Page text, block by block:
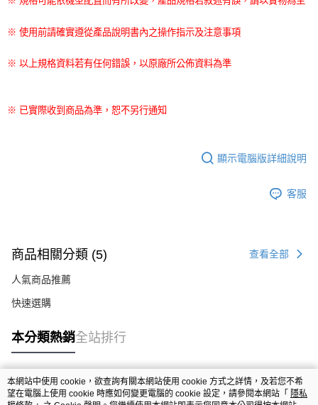
※ 使用前請確實遵從產品說明書內之操作指示及注意事項
※ 以上規格資料若有任何錯誤，以原廠所公佈資料為準
※ 已實際收到商品為準，恕不另行通知
顯示電腦版詳細說明
客服
商品相關分類 (5) 查看全部
人氣商品推薦
快速選購
本分類熱銷全站排行
熱門標籤
本網站中使用 cookie，欲查詢有關本網站使用 cookie 方式之詳情，及若您不希
望在電腦上使用 cookie 時應如何變更電腦的 cookie 設定，請參閱本網站「 隱私